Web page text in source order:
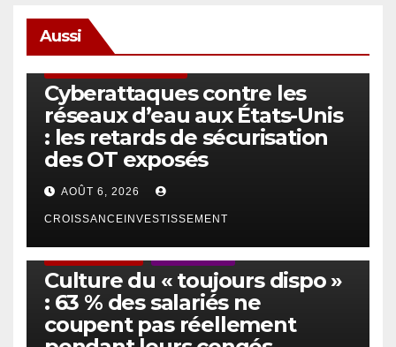
Aussi
Cyberattaques contre les
réseaux d’eau aux États-Unis
: les retards de sécurisation
des OT exposés
AOÛT 6, 2026
CROISSANCEINVESTISSEMENT
Culture du « toujours dispo »
: 63 % des salariés ne
coupent pas réellement